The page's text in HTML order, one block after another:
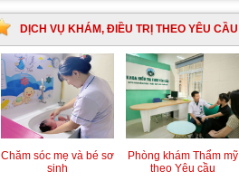
DỊCH VỤ KHÁM, ĐIỀU TRỊ THEO YÊU CẦU
Chăm sóc mẹ và bé sơ
sinh
Phòng khám Thẩm mỹ
theo Yêu cầu